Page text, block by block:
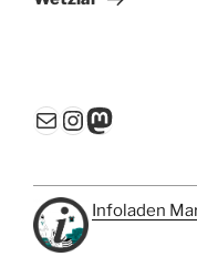
E-MailInstagram
Mastodon
Infoladen